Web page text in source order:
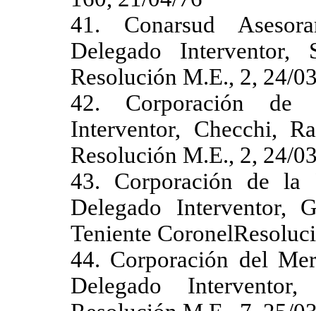
41. Conarsud
Delegado Interventor,
Resolución M.E., 2, 24/
42. Corporación de
Interventor, Checchi,
Resolución M.E., 2, 24/
43. Corporación de la
Delegado Interventor,
Teniente
44. Corporación del
Delegado